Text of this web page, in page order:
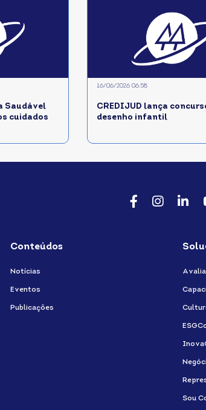
Saudável
cuidados
CREDIJUD lança
desenho infantil
16/06/2026 06:58
Facebook
Conteúdos
Notícias
Eventos
Publicações
Sou